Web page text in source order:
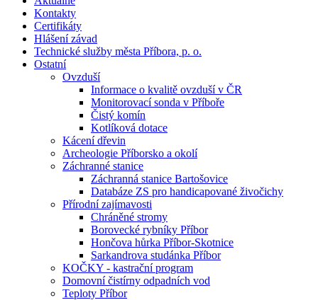
Kontakty
Certifikáty
Hlášení závad
Technické služby města Příbora, p. o.
Ostatní
Ovzduší
Informace o kvalitě ovzduší v ČR
Monitorovací sonda v Příboře
Čistý komín
Kotlíková dotace
Kácení dřevin
Archeologie Příborsko a okolí
Záchranné stanice
Záchranná stanice Bartošovice
Databáze ZS pro handicapované živočichy
Přírodní zajímavosti
Chráněné stromy
Borovecké rybníky Příbor
Hončova hůrka Příbor-Skotnice
Sarkandrova studánka Příbor
KOČKY - kastrační program
Domovní čistírny odpadních vod
Teploty Příbor